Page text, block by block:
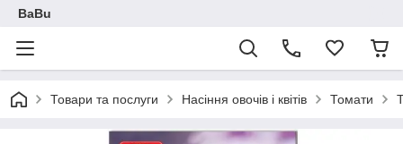
BaBu
Товари та послуги Насіння овочів і квітів Томати